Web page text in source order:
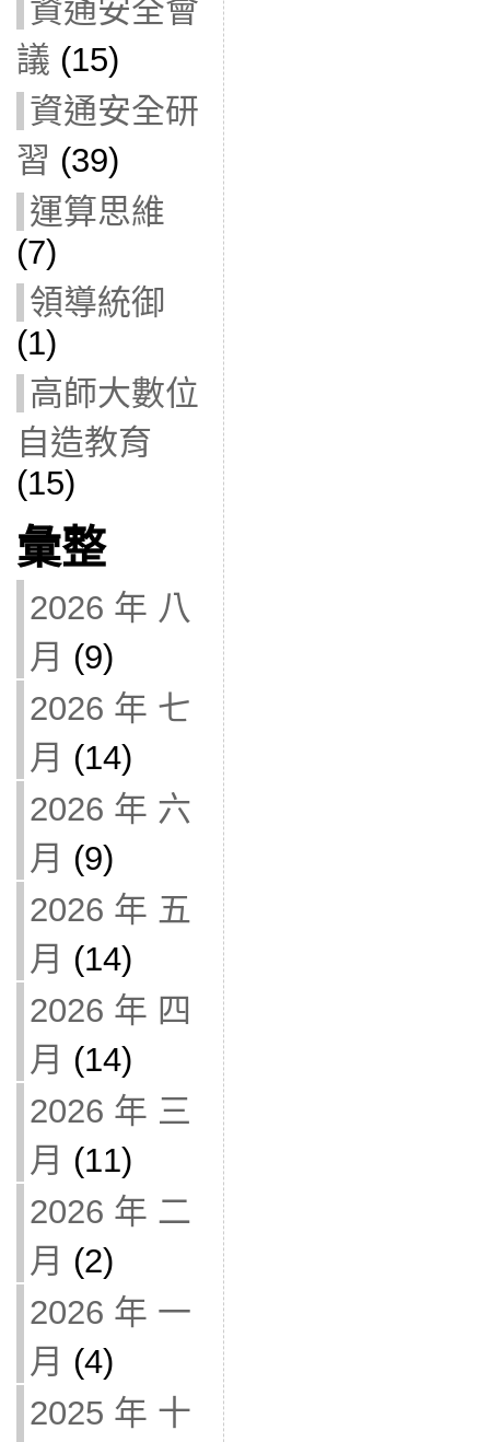
資通安全會
議 (15)
資通安全研
習 (39)
運算思維
(7)
領導統御
(1)
高師大數位
自造教育
(15)
彙整
2026 年 八
月 (9)
2026 年 七
月 (14)
2026 年 六
月 (9)
2026 年 五
月 (14)
2026 年 四
月 (14)
2026 年 三
月 (11)
2026 年 二
月 (2)
2026 年 一
月 (4)
2025 年 十